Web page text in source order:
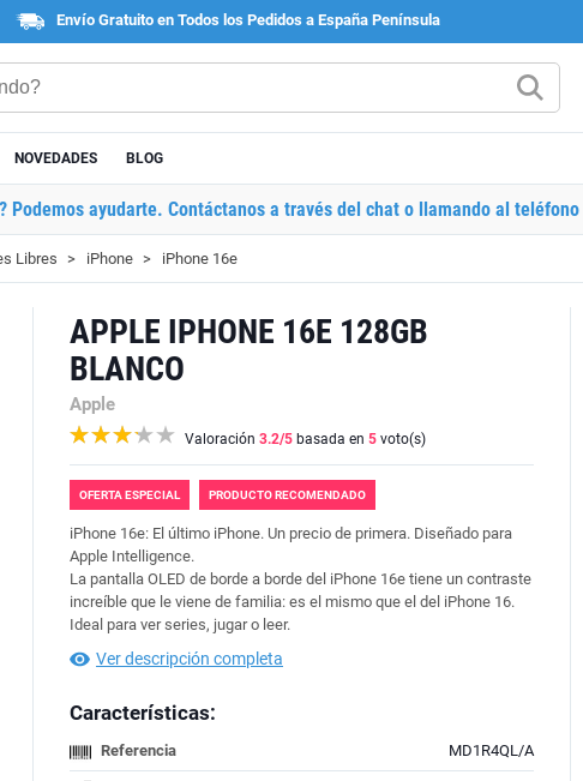
Envío Gratuito en Todos los Pedidos a España Península
NOVEDADES BLOG
Podemos ayudarte. Contáctanos a través del chat o llamando al teléfono
Libres iPhone iPhone 16e
APPLE IPHONE 16E 128GB
BLANCO
Apple
Valoración 3.2/5 basada en 5 voto(s)
OFERTA ESPECIAL PRODUCTO RECOMENDADO
iPhone 16e: El último iPhone. Un precio de primera. Diseñado para
Apple Intelligence.
La pantalla OLED de borde a borde del iPhone 16e tiene un contraste
increíble que le viene de familia: es el mismo que el del iPhone 16.
Ideal para ver series, jugar o leer.
Ver descripción completa
Características:
Referencia MD1R4QL/A